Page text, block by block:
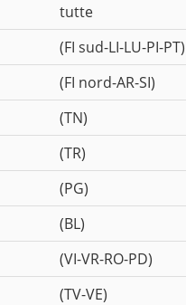
tutte
(FI sud-LI-LU-PI-PT)
(FI nord-AR-SI)
(TN)
(TR)
(PG)
(BL)
(VI-VR-RO-PD)
(TV-VE)